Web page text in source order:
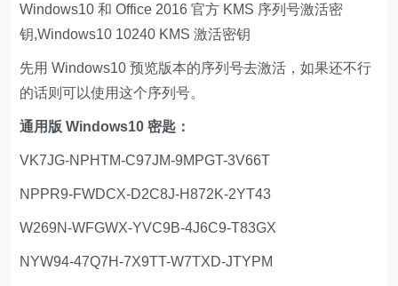
Windows10 和 Office 2016 官方 KMS 序列号激活密
钥,Windows10 10240 KMS 激活密钥
先用 Windows10 预览版本的序列号去激活，如果还不行
的话则可以使用这个序列号。
通用版 Windows10 密匙：
VK7JG-NPHTM-C97JM-9MPGT-3V66T
NPPR9-FWDCX-D2C8J-H872K-2YT43
W269N-WFGWX-YVC9B-4J6C9-T83GX
NYW94-47Q7H-7X9TT-W7TXD-JTYPM